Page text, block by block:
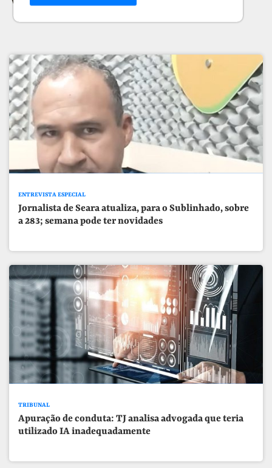
ENTREVISTA ESPECIAL
Jornalista de Seara atualiza, para o Sublinhado, sobre
a 283; semana pode ter novidades
TRIBUNAL
Apuração de conduta: TJ analisa advogada que teria
utilizado IA inadequadamente